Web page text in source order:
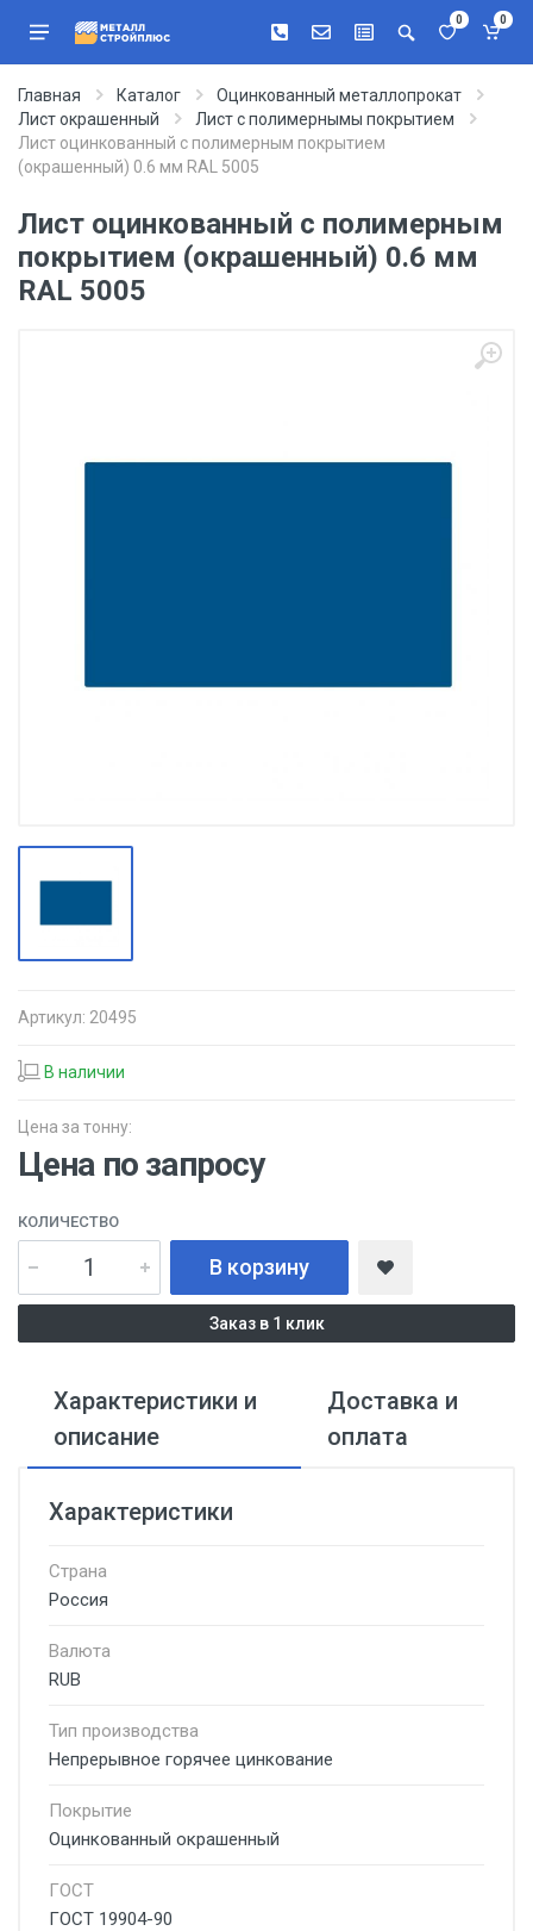
0 0
Главная Каталог
Оцинкованный металлопрокат
Лист окрашенный
Лист с полимернымы покрытием
Лист оцинкованный с полимерным покрытием
(окрашенный) 0.6 мм RAL 5005
Лист оцинкованный с полимерным
покрытием (окрашенный) 0.6 мм
RAL 5005
Артикул: 20495
В наличии
Цена за тонну:
Цена по запросу
КОЛИЧЕСТВО
В корзину
Заказ в 1 клик
Характеристики и
описание
Доставка и
оплата
Характеристики
Страна
Россия
Валюта
RUB
Тип производства
Непрерывное горячее цинкование
Покрытие
Оцинкованный окрашенный
ГОСТ
ГОСТ 19904-90